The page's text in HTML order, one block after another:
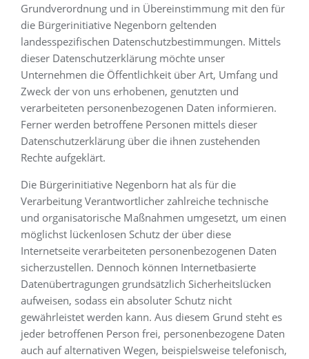
Grundverordnung und in Übereinstimmung mit den für
die Bürgerinitiative Negenborn geltenden
landesspezifischen Datenschutzbestimmungen. Mittels
dieser Datenschutzerklärung möchte unser
Unternehmen die Öffentlichkeit über Art, Umfang und
Zweck der von uns erhobenen, genutzten und
verarbeiteten personenbezogenen Daten informieren.
Ferner werden betroffene Personen mittels dieser
Datenschutzerklärung über die ihnen zustehenden
Rechte aufgeklärt.
Die Bürgerinitiative Negenborn hat als für die
Verarbeitung Verantwortlicher zahlreiche technische
und organisatorische Maßnahmen umgesetzt, um einen
möglichst lückenlosen Schutz der über diese
Internetseite verarbeiteten personenbezogenen Daten
sicherzustellen. Dennoch können Internetbasierte
Datenübertragungen grundsätzlich Sicherheitslücken
aufweisen, sodass ein absoluter Schutz nicht
gewährleistet werden kann. Aus diesem Grund steht es
jeder betroffenen Person frei, personenbezogene Daten
auch auf alternativen Wegen, beispielsweise telefonisch,